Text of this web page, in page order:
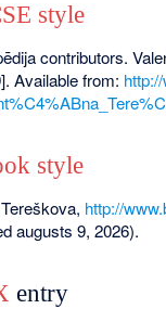
style
contributors.
Available from:
style
http://
augusts 9, 2026).
entry